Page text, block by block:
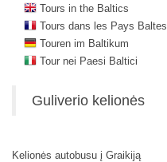
Tours in the Baltics
Tours dans les Pays Baltes
Touren im Baltikum
Tour nei Paesi Baltici
Guliverio kelionės
Kelionės autobusu į Graikiją